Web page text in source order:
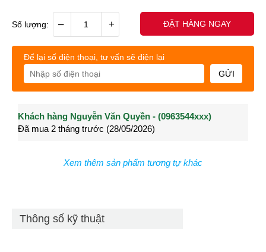
Số lượng: – + ĐẶT HÀNG NGAY
Để lại số điện thoại, tư vấn sẽ điện lại
GỬI
Khách hàng Nguyễn Văn Quyền - (0963544xxx)
Đã mua 2 tháng trước (28/05/2026)
Khách hàng Nguyễn Thành Long - (0902021xxx)
Đã mua 3 tháng trước (27/04/2026)
Xem thêm sản phẩm tương tự khác
Thông số kỹ thuật